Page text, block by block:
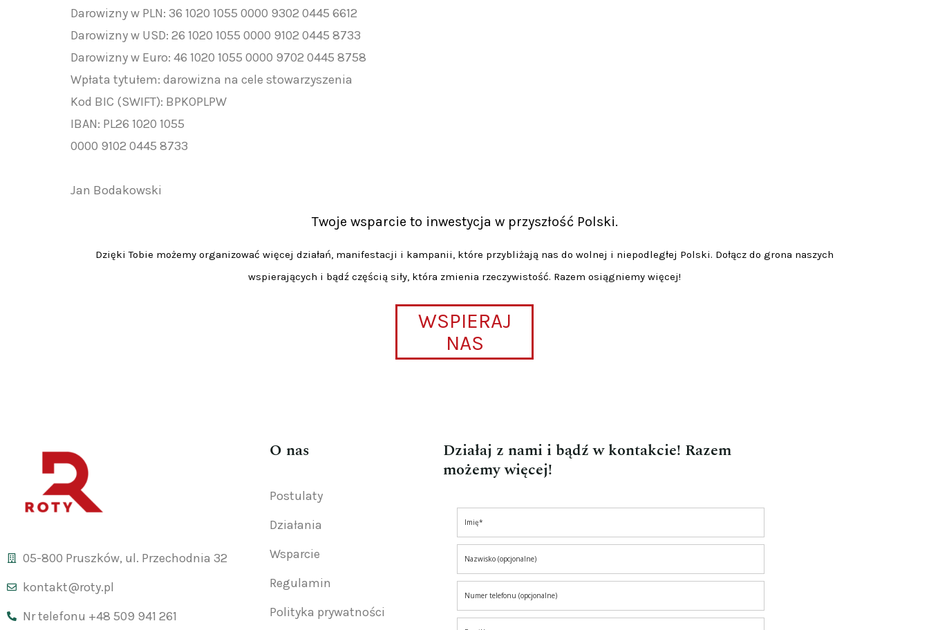
Darowizny w PLN: 36 1020 1055 0000 9302 0445 6612
Darowizny w USD: 26 1020 1055 0000 9102 0445 8733
Darowizny w Euro: 46 1020 1055 0000 9702 0445 8758
Wpłata tytułem: darowizna na cele stowarzyszenia
Kod BIC (SWIFT): BPKOPLPW
IBAN: PL26 1020 1055
0000 9102 0445 8733
Jan Bodakowski
Twoje wsparcie to inwestycja w przyszłość Polski.
Dzięki Tobie możemy organizować więcej działań, manifestacji i kampanii, które przybliżają nas do wolnej i niepodległej Polski. Dołącz do grona naszych
wspierających i bądź częścią siły, która zmienia rzeczywistość. Razem osiągniemy więcej!
WSPIERAJ
NAS
05-800 Pruszków, ul. Przechodnia 32
kontakt@roty.pl
Nr telefonu +48 509 941 261
O nas
Postulaty
Działania
Wsparcie
Regulamin
Polityka prywatności
Działaj z nami i bądź w kontakcie! Razem
możemy więcej!